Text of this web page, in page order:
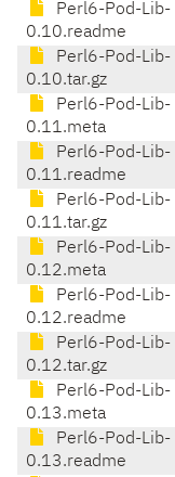
Perl6-Pod-Lib-
0.10.readme
Perl6-Pod-Lib-
0.10.tar.gz
Perl6-Pod-Lib-
0.11.meta
Perl6-Pod-Lib-
0.11.readme
Perl6-Pod-Lib-
0.11.tar.gz
Perl6-Pod-Lib-
0.12.meta
Perl6-Pod-Lib-
0.12.readme
Perl6-Pod-Lib-
0.12.tar.gz
Perl6-Pod-Lib-
0.13.meta
Perl6-Pod-Lib-
0.13.readme